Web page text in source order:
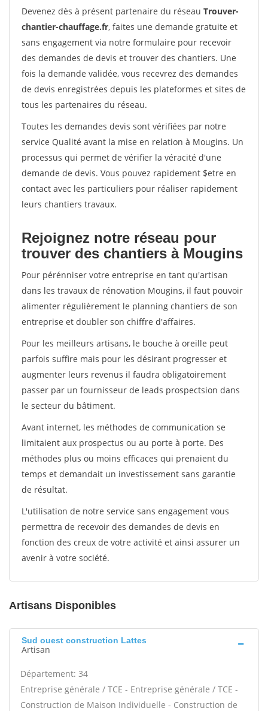
Devenez dès à présent partenaire du réseau Trouver-
chantier-chauffage.fr, faites une demande gratuite et
sans engagement via notre formulaire pour recevoir
des demandes de devis et trouver des chantiers. Une
fois la demande validée, vous recevrez des demandes
de devis enregistrées depuis les plateformes et sites de
tous les partenaires du réseau.
Toutes les demandes devis sont vérifiées par notre
service Qualité avant la mise en relation à Mougins. Un
processus qui permet de vérifier la véracité d'une
demande de devis. Vous pouvez rapidement $etre en
contact avec les particuliers pour réaliser rapidement
leurs chantiers travaux.
Rejoignez notre réseau pour
trouver des chantiers à Mougins
Pour pérénniser votre entreprise en tant qu'artisan
dans les travaux de rénovation Mougins, il faut pouvoir
alimenter régulièrement le planning chantiers de son
entreprise et doubler son chiffre d'affaires.
Pour les meilleurs artisans, le bouche à oreille peut
parfois suffire mais pour les désirant progresser et
augmenter leurs revenus il faudra obligatoirement
passer par un fournisseur de leads prospectsion dans
le secteur du bâtiment.
Avant internet, les méthodes de communication se
limitaient aux prospectus ou au porte à porte. Des
méthodes plus ou moins efficaces qui prenaient du
temps et demandait un investissement sans garantie
de résultat.
L'utilisation de notre service sans engagement vous
permettra de recevoir des demandes de devis en
fonction des creux de votre activité et ainsi assurer un
avenir à votre société.
Artisans Disponibles
Sud ouest construction Lattes
Artisan
Département: 34
Entreprise générale / TCE - Entreprise générale / TCE -
Construction de Maison Individuelle - Construction de